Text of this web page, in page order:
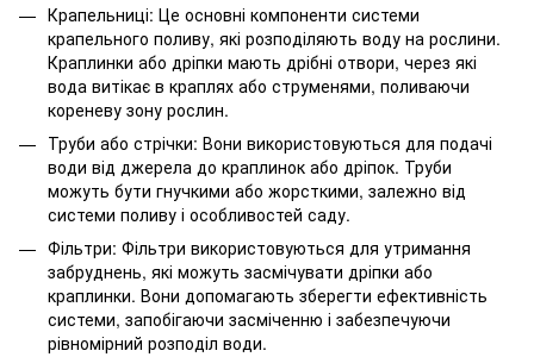
Крапельниці: Це основні компоненти системи
крапельного поливу, які розподіляють воду на рослини.
Краплинки або дріпки мають дрібні отвори, через які
вода витікає в краплях або струменями, поливаючи
кореневу зону рослин.
Труби або стрічки: Вони використовуються для подачі
води від джерела до краплинок або дріпок. Труби
можуть бути гнучкими або жорсткими, залежно від
системи поливу і особливостей саду.
Фільтри: Фільтри використовуються для утримання
забруднень, які можуть засмічувати дріпки або
краплинки. Вони допомагають зберегти ефективність
системи, запобігаючи засміченню і забезпечуючи
рівномірний розподіл води.